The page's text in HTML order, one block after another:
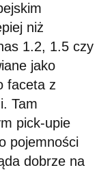
niż
1.2, 1.5 czy
jako
faceta z
Tam
pick-upie
pojemności
dobrze na